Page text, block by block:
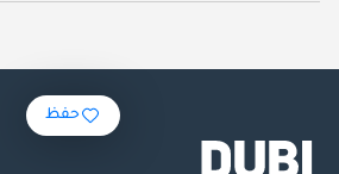
يبدأ سعر سيارة تويوتا هيلوكس جديدة في دبي 98,000.
حفظ